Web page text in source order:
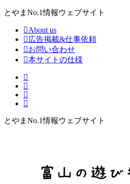
とやまNo.1情報ウェブサイト
About us
広告掲載&仕事依頼
お問い合わせ
本サイトの仕様
とやまNo.1情報ウェブサイト